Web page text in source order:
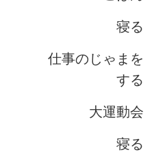
寝る
仕事のじゃまを
する
大運動会
寝る